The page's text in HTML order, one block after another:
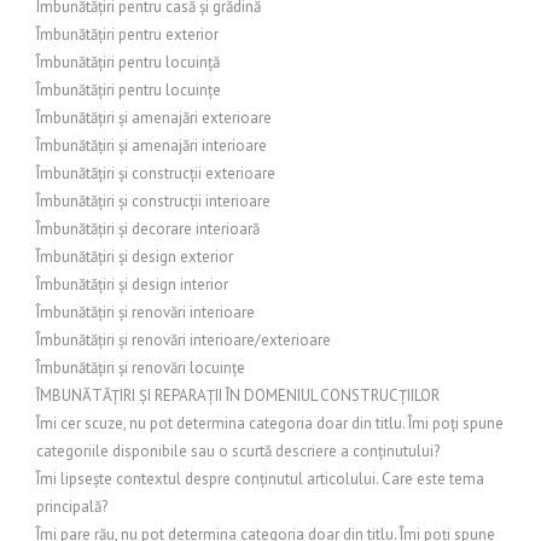
Îmbunătățiri pentru casă și grădină
Îmbunătățiri pentru exterior
Îmbunătățiri pentru locuință
Îmbunătățiri pentru locuințe
Îmbunătățiri și amenajări exterioare
Îmbunătățiri și amenajări interioare
Îmbunătățiri și construcții exterioare
Îmbunătățiri și construcții interioare
Îmbunătățiri și decorare interioară
Îmbunătățiri și design exterior
Îmbunătățiri și design interior
Îmbunătățiri și renovări interioare
Îmbunătățiri și renovări interioare/exterioare
Îmbunătățiri și renovări locuințe
ÎMBUNĂTĂȚIRI ȘI REPARAȚII ÎN DOMENIUL CONSTRUCȚIILOR
Îmi cer scuze, nu pot determina categoria doar din titlu. Îmi poți spune
categoriile disponibile sau o scurtă descriere a conținutului?
Îmi lipsește contextul despre conținutul articolului. Care este tema
principală?
Îmi pare rău, nu pot determina categoria doar din titlu. Îmi poți spune